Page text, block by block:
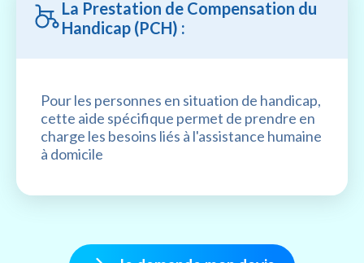
La Prestation de Compensation du
Handicap (PCH) :
Pour les personnes en situation de handicap,
cette aide spécifique permet de prendre en
charge les besoins liés à l'assistance humaine
à domicile